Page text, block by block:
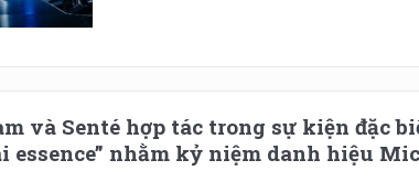
và Senté hợp tác trong sự kiện đặc
essence” nhằm kỷ niệm danh hiệu